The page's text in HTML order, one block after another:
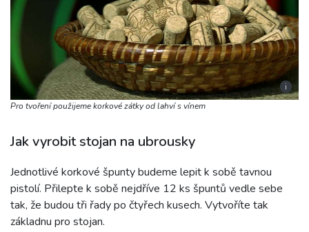
i
Pro tvoření použijeme korkové zátky od lahví s vínem
Jak vyrobit stojan na ubrousky
Jednotlivé korkové špunty budeme lepit k sobě tavnou
pistolí. Přilepte k sobě nejdříve 12 ks špuntů vedle sebe
tak, že budou tři řady po čtyřech kusech. Vytvoříte tak
základnu pro stojan.